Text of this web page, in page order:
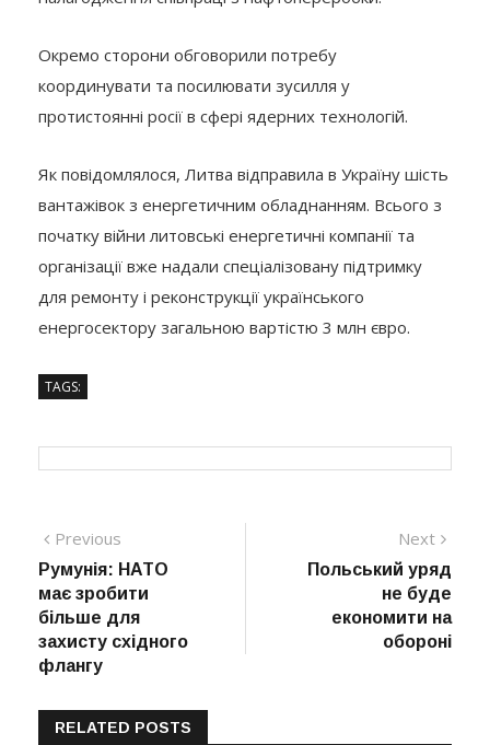
Окремо сторони обговорили потребу
координувати та посилювати зусилля у
протистоянні росії в сфері ядерних технологій.
Як повідомлялося, Литва відправила в Україну шість
вантажівок з енергетичним обладнанням. Всього з
початку війни литовські енергетичні компанії та
організації вже надали спеціалізовану підтримку
для ремонту і реконструкції українського
енергосектору загальною вартістю 3 млн євро.
TAGS:
Навігація
записів
Previous
post:
Румунія: НАТО
має зробити
більше для
захисту східного
флангу
Next
Польський уряд
не буде
економити на
обороні
RELATED POSTS